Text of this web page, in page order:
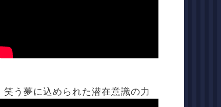
笑う夢に込められた潜在意識の力